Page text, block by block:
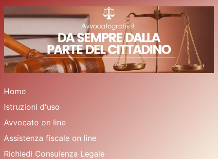
Home
Istruzioni d'uso
Avvocato on line
Assistenza fiscale on line
Richiedi Consulenza Legale